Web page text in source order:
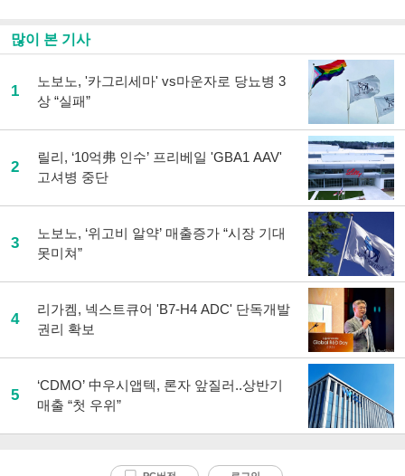
많이 본 기사
1
노보노, '카그리세마' vs마운자로 당뇨병 3
상 “실패”
2
릴리, ‘10억弗 인수’ 프리베일 'GBA1 AAV'
고셔병 중단
3
노보노, ‘위고비 알약’ 매출증가 “시장 기대
못미쳐”
4
리가켐, 넥스트큐어 'B7-H4 ADC' 단독개발
권리 확보
5
‘CDMO’ 中우시앱텍, 론자 앞질러..상반기
매출 “첫 우위”